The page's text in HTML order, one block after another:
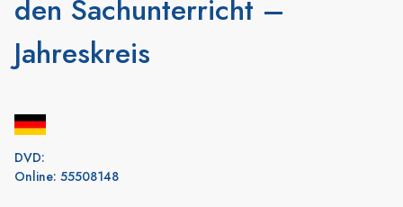
den Sachunterricht –
Jahreskreis
DVD:
Online: 55508148